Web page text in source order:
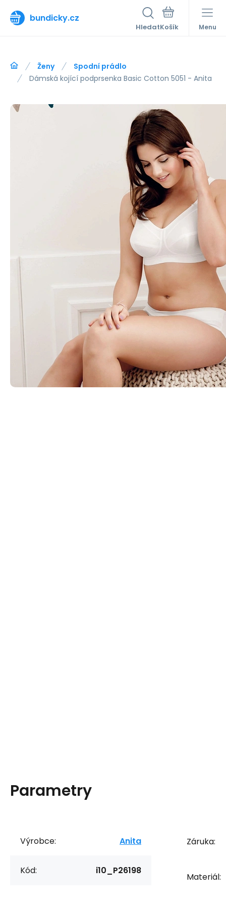
bundicky.cz
Hledat Menu
Ženy
Spodní prádlo
Dámská kojící podprsenka Basic Cotton 5051 - Anita
Parametry
Výrobce: Anita
Kód: i10_P26198
Záruka:
Materiál: